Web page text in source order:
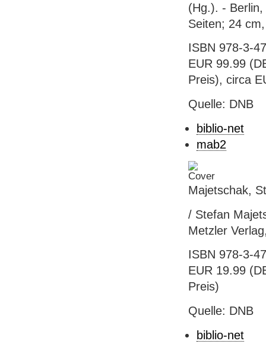
(Hg.). -
Seiten; 24
ISBN 978-3-
EUR 99.99
Preis), circa
Quelle: DNB
biblio-net
mab2
Majetschak,
/ Stefan
Metzler
ISBN 978-3-
EUR 19.99
Preis)
Quelle: DNB
biblio-net